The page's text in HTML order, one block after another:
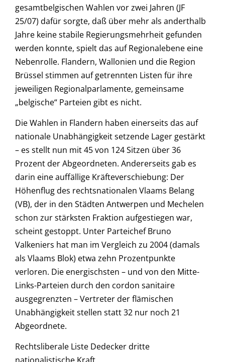
gesamtbelgischen Wahlen vor zwei Jahren (JF
25/07) dafür sorgte, daß über mehr als anderthalb
Jahre keine stabile Regierungsmehrheit gefunden
werden konnte, spielt das auf Regionalebene eine
Nebenrolle. Flandern, Wallonien und die Region
Brüssel stimmen auf getrennten Listen für ihre
jeweiligen Regionalparlamente, gemeinsame
„belgische“ Parteien gibt es nicht.
Die Wahlen in Flandern haben einerseits das auf
nationale Unabhängigkeit setzende Lager gestärkt
– es stellt nun mit 45 von 124 Sitzen über 36
Prozent der Abgeordneten. Andererseits gab es
darin eine auffällige Kräfteverschiebung: Der
Höhenflug des rechtsnationalen Vlaams Belang
(VB), der in den Städten Antwerpen und Mechelen
schon zur stärksten Fraktion aufgestiegen war,
scheint gestoppt. Unter Parteichef Bruno
Valkeniers hat man im Vergleich zu 2004 (damals
als Vlaams Blok) etwa zehn Prozentpunkte
verloren. Die energischsten – und von den Mitte-
Links-Parteien durch den cordon sanitaire
ausgegrenzten – Vertreter der flämischen
Unabhängigkeit stellen statt 32 nur noch 21
Abgeordnete.
Rechtsliberale Liste Dedecker dritte